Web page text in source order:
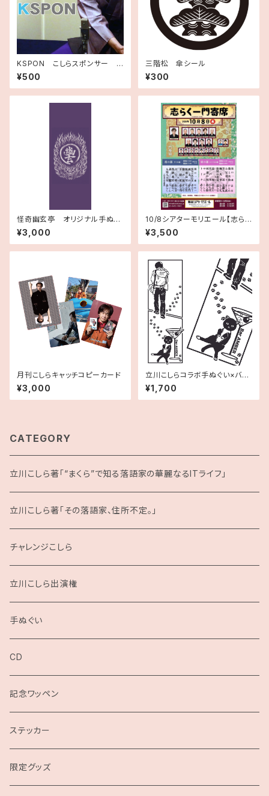
KSPON こしらスポンサー
≪月額≫
¥500
三階松 傘シール
¥300
怪奇幽玄亭 オリジナル手ぬぐ
い
¥3,000
10/8シアターモリエール【志らく
一門寄席】昼の部のみ
¥3,500
月刊こしらキャッチコピーカード
¥3,000
立川こしらコラボ手ぬぐい×バー
アンバール
¥1,700
CATEGORY
立川こしら著「“まくら”で知る落語家の華麗なるITライフ」
立川こしら著「その落語家、住所不定。」
チャレンジこしら
立川こしら出演権
手ぬぐい
CD
記念ワッペン
ステッカー
限定グッズ